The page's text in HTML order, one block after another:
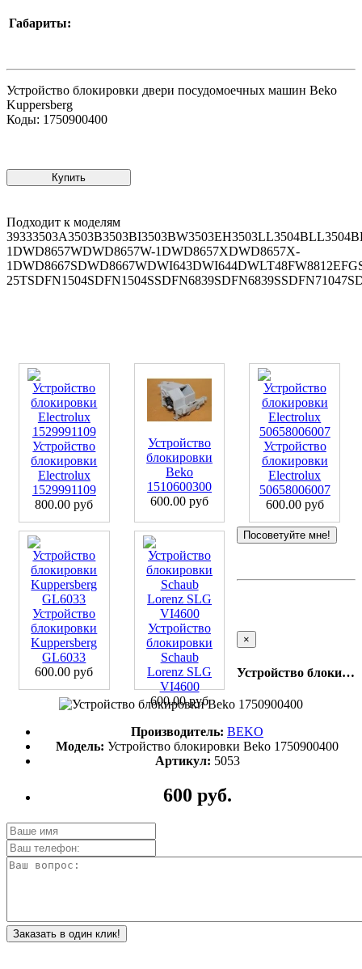
Габариты:
Устройство блокировки двери посудомоечных машин Beko
Kuppersberg
Коды: 1750900400
Подходит к моделям
1DWD8657WDWD8657W-1DWD8657XDWD8657X-
Устройство
блокировки
Electrolux
1529991109
800.00 руб
Устройство
блокировки
Beko
1510600300
600.00 руб
Устройство
блокировки
Electrolux
50658006007
600.00 руб
Устройство
блокировки
Kuppersberg
GL6033
600.00 руб
Устройство
блокировки
Schaub
Lorenz SLG
VI4600
600.00 руб
Посоветуйте мне!
×
Устройство блокировки Beko 1750900400
Производитель: BEKO
Модель: Устройство блокировки Beko 1750900400
Артикул: 5053
600 руб.
Заказать в один клик!